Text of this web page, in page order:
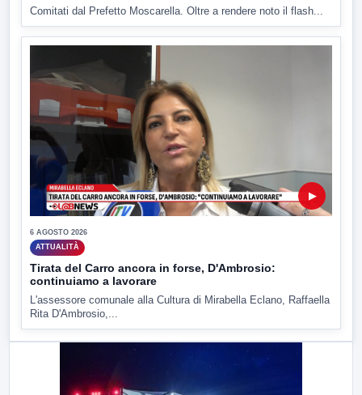
Comitati dal Prefetto Moscarella. Oltre a rendere noto il flash...
▶
6 AGOSTO 2026
ATTUALITÀ
Tirata del Carro ancora in forse, D'Ambrosio:
continuiamo a lavorare
L'assessore comunale alla Cultura di Mirabella Eclano, Raffaella
Rita D'Ambrosio,...